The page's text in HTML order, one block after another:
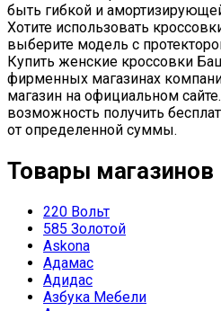
быть гибкой и
Хотите использовать
выберите модель с
Купить женские кроссовки
фирменных магазинах
магазин на официальном
возможность получить
от определенной суммы.
Товары магазинов
220 Вольт
585 Золотой
Askona
Адамас
Адидас
Азбука Мебели